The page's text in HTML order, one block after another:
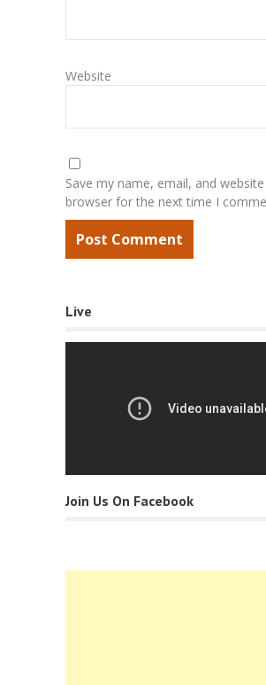
Website
Save my name, email, and
browser for the next time I
Live
Join Us On Facebook